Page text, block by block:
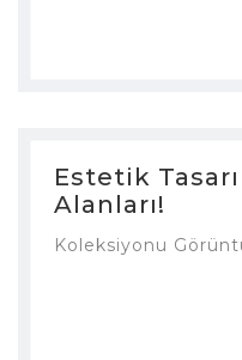
Estetik
Alanları!
Koleksiyonu